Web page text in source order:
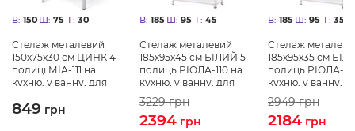
В: 150 Ш: 75 Г: 30
Стелаж металевий
150х75х30 см ЦИНК 4
полиці МІА-111 на
кухню, у ванну, для
849 грн
В: 185 Ш: 95 Г: 45
Стелаж металевий
185х95х45 см БІЛИЙ 5
полиць РІОЛА-110 на
кухню, у ванну, для
квітів
3229грн
2394 грн
В: 185 Ш: 95 Г: 35
Стелаж
185х95х35 см
полиць РІОЛА-
кухню, у ванну,
квітів
2949грн
2184грн